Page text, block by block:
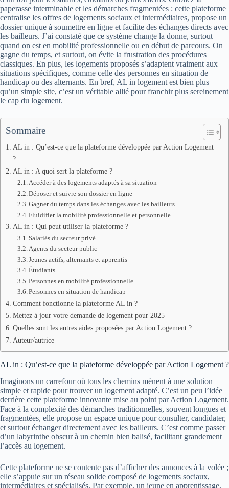
paperasse interminable et les démarches fragmentées : cette plateforme
centralise les offres de logements sociaux et intermédiaires, propose un
dossier unique à soumettre en ligne et facilite des échanges directs avec
les bailleurs. J’ai constaté que ce système change la donne, surtout
quand on est en mobilité professionnelle ou en début de parcours. On
gagne du temps, et surtout, on évite la frustration des procédures
classiques. En plus, les logements proposés s’adaptent vraiment aux
situations spécifiques, comme celle des personnes en situation de
handicap ou des alternants. En bref, AL in logement est bien plus
qu’un simple site, c’est un véritable allié pour franchir plus sereinement
le cap du logement.
Sommaire
AL in : Qu’est-ce que la plateforme développée par Action Logement
?
AL in : A quoi sert la plateforme ?
Accéder à des logements adaptés à sa situation
Déposer et suivre son dossier en ligne
Gagner du temps dans les échanges avec les bailleurs
Fluidifier la mobilité professionnelle et personnelle
AL in : Qui peut utiliser la plateforme ?
Salariés du secteur privé
Agents du secteur public
Jeunes actifs, alternants et apprentis
Étudiants
Personnes en mobilité professionnelle
Personnes en situation de handicap
Comment fonctionne la plateforme AL in ?
Mettez à jour votre demande de logement pour 2025
Quelles sont les autres aides proposées par Action Logement ?
Auteur/autrice
AL in : Qu’est-ce que la plateforme développée par Action Logement ?
Imaginons un carrefour où tous les chemins mènent à une solution
simple et rapide pour trouver un logement adapté. C’est un peu l’idée
derrière cette plateforme innovante mise au point par Action Logement.
Face à la complexité des démarches traditionnelles, souvent longues et
fragmentées, elle propose un espace unique pour consulter, candidater,
et surtout échanger directement avec les bailleurs. C’est comme passer
d’un labyrinthe obscur à un chemin bien balisé, facilitant grandement
l’accès au logement.
Cette plateforme ne se contente pas d’afficher des annonces à la volée ;
elle s’appuie sur un réseau solide composé de logements sociaux,
intermédiaires et spécialisés. Par exemple, un jeune en apprentissage,